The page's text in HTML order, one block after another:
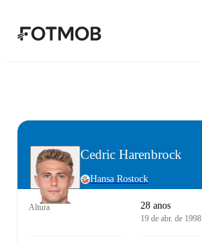
Cedric Harenbrock
Hansa Rostock
Altura 28 anos
19 de abr. de 1998